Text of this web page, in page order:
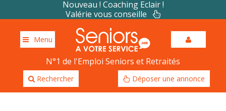
Nouveau ! Coaching Eclair !
Valérie vous conseille
Menu
N°1 de l'Emploi Seniors et Retraités
Rechercher Déposer une annonce